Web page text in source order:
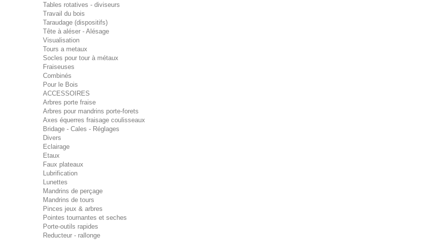
Tables rotatives - diviseurs
Travail du bois
Taraudage (dispositifs)
Tête à aléser - Alésage
Visualisation
Tours a metaux
Socles pour tour à métaux
Fraiseuses
Combinés
Pour le Bois
ACCESSOIRES
Arbres porte fraise
Arbres pour mandrins porte-forets
Axes équerres fraisage coulisseaux
Bridage - Cales - Réglages
Divers
Eclairage
Etaux
Faux plateaux
Lubrification
Lunettes
Mandrins de perçage
Mandrins de tours
Pinces jeux & arbres
Pointes tournantes et seches
Porte-outils rapides
Reducteur - rallonge